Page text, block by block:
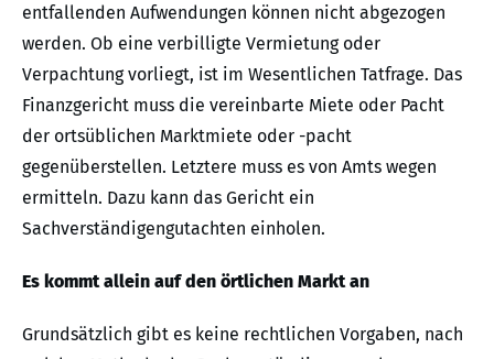
entfallenden Aufwendungen können nicht abgezogen
werden. Ob eine verbilligte Vermietung oder
Verpachtung vorliegt, ist im Wesentlichen Tatfrage. Das
Finanzgericht muss die vereinbarte Miete oder Pacht
der ortsüblichen Marktmiete oder -pacht
gegenüberstellen. Letztere muss es von Amts wegen
ermitteln. Dazu kann das Gericht ein
Sachverständigengutachten einholen.
Es kommt allein auf den örtlichen Markt an
Grundsätzlich gibt es keine rechtlichen Vorgaben, nach